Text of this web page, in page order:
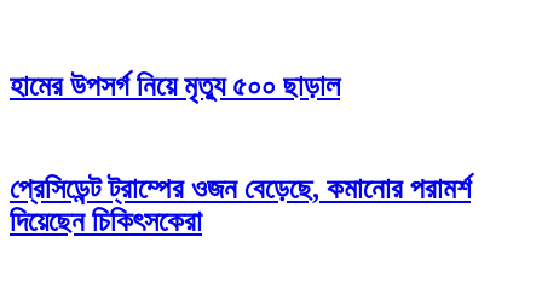
হামের উপসর্গ নিয়ে মৃত্যু ৫০০ ছাড়াল
প্রেসিডেন্ট ট্রাম্পের ওজন বেড়েছে, কমানোর পরামর্শ
দিয়েছেন চিকিৎসকেরা